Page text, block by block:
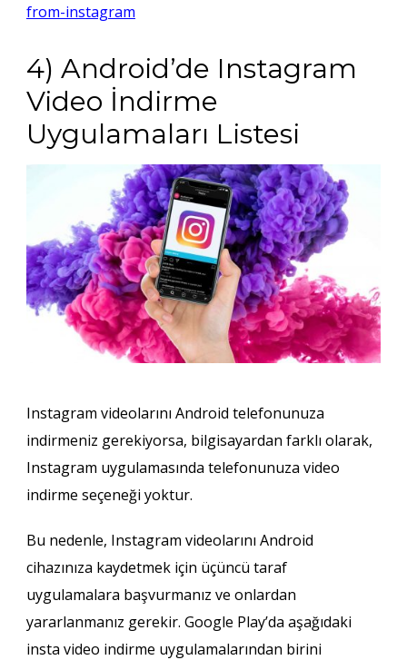
from-instagram
4) Android’de Instagram
Video İndirme
Uygulamaları Listesi
Instagram videolarını Android telefonunuza
indirmeniz gerekiyorsa, bilgisayardan farklı olarak,
Instagram uygulamasında telefonunuza video
indirme seçeneği yoktur.
Bu nedenle, Instagram videolarını Android
cihazınıza kaydetmek için üçüncü taraf
uygulamalara başvurmanız ve onlardan
yararlanmanız gerekir. Google Play’da aşağıdaki
insta video indirme uygulamalarından birini